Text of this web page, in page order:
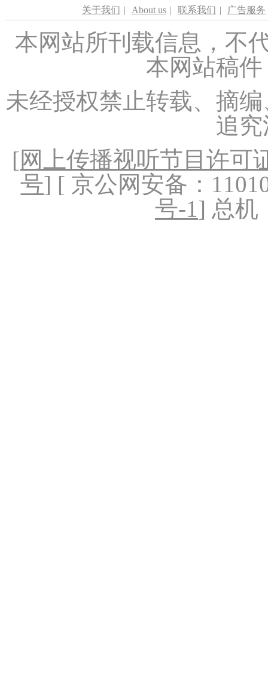
关于我们 | About us | 联系我们 | 广告服务
本网站所刊载信息，不
本网站稿
未经授权禁止转载、摘
追
[网上传播视听节目许可
号] [ 京公网安备：
号-1] 总机